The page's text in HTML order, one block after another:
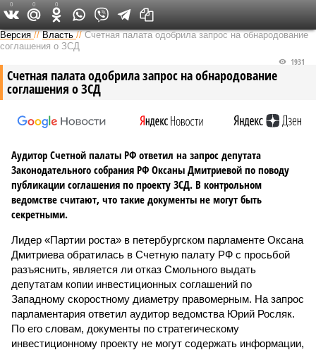
Версия на Неве
Версия //Власть //Счетная палата одобрила запрос на обнародование
соглашения о ЗСД
Счетная палата одобрила запрос на обнародование
соглашения о ЗСД
1931
Аудитор Счетной палаты РФ ответил на запрос депутата
Законодательного собрания РФ Оксаны Дмитриевой по поводу
публикации соглашения по проекту ЗСД. В контрольном
ведомстве считают, что такие документы не могут быть
секретными.
Лидер «Партии роста» в петербургском парламенте Оксана
Дмитриева обратилась в Счетную палату РФ с просьбой
разъяснить, является ли отказ Смольного выдать
депутатам копии инвестиционных соглашений по
Западному скоростному диаметру правомерным. На запрос
парламентария ответил аудитор ведомства Юрий Росляк.
По его словам, документы по стратегическому
инвестиционному проекту не могут содержать информации,
0 0 0